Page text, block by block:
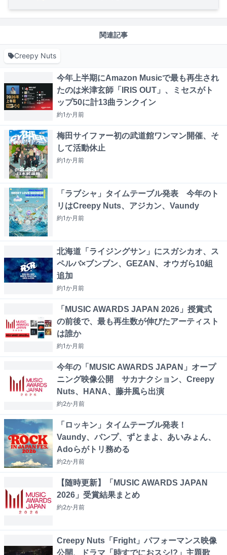
関連記事
Creepy Nuts
今年上半期にAmazon Musicで最も再生され
たのは米津玄師「IRIS OUT」、ミセスがト
ップ50に計13曲ランクイン
約1か月前
梅田サイファー初の武道館ワンマン開催、そ
して活動休止
約1か月前
「ラブシャ」タイムテーブル発表 今年のト
リはCreepy Nuts、アジカン、Vaundy
約1か月前
北海道「ライジングサン」にスガシカオ、ス
ペルバ×ブンブン、GEZAN、オウガら10組
追加
約1か月前
「MUSIC AWARDS JAPAN 2026」授賞式
の前後で、最も再生数が伸びたアーティスト
は誰か
約1か月前
今年の「MUSIC AWARDS JAPAN」オープ
ニング映像公開 サカナクション、Creepy
Nuts、HANA、藤井風ら出演
約2か月前
「ロッキン」タイムテーブル発表！
Vaundy、バンプ、ずとまよ、あいみょん、
Adoらがトリ務める
約2か月前
【随時更新】「MUSIC AWARDS JAPAN
2026」受賞結果まとめ
約2か月前
Creepy Nuts「Fright」パフォーマンス映像
公開、ドラマ「時すでにおスシ!?」主題歌